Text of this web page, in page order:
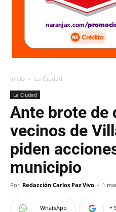
Inicio La Ciudad
La Ciudad
Ante brote de
vecinos de
piden
municipio
Por Redacción Carlos Paz Vivo - 1
WhatsApp +